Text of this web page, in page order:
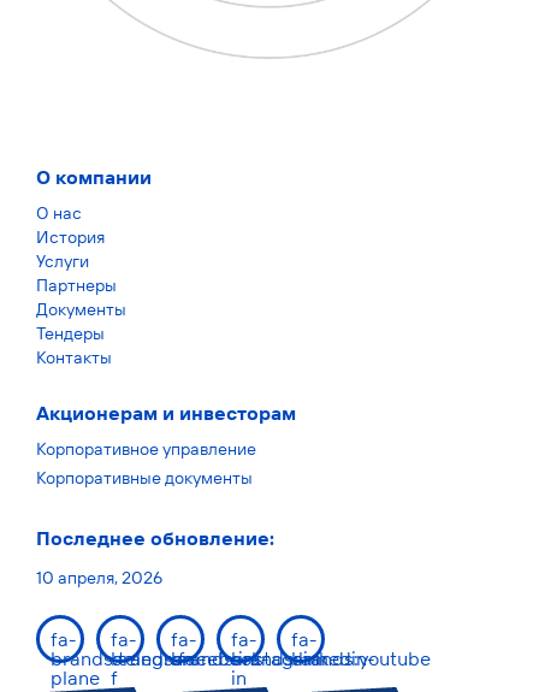
О компании
О нас
История
Услуги
Партнеры
Документы
Тендеры
Контакты
Акционерам и инвесторам
Корпоративное управление
Корпоративные документы
Последнее обновление:
10 апреля, 2026
fa-
brands:telegram-
plane
fa-
brands:facebook-
f
fa-
brands:instagram
fa-
brands:linkedin-
in
fa-
brands:youtube